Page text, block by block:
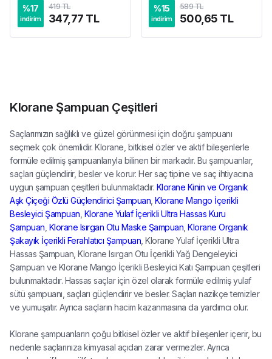
%17
indirim
419 TL
347,77 TL
%15
indirim
589 TL
500,65 TL
Klorane Şampuan Çeşitleri
Saçlarımızın sağlıklı ve güzel görünmesi için doğru şampuanı
seçmek çok önemlidir. Klorane, bitkisel özler ve aktif bileşenlerle
formüle edilmiş şampuanlarıyla bilinen bir markadır. Bu şampuanlar,
saçları güçlendirir, besler ve korur. Her saç tipine ve saç ihtiyacına
uygun şampuan çeşitleri bulunmaktadır. Klorane Kinin ve Organik
Aşk Çiçeği Özlü Güçlendirici Şampuan Klorane Mango İçerikli
Besleyici Şampuan Klorane Yulaf İçerikli Ultra Hassas Kuru
Şampuan Klorane Isırgan Otu Maske Şampuan Klorane Organik
Şakayık İçerikli Ferahlatıcı Şampuan , Klorane Yulaf İçerikli Ultra
Hassas Şampuan, Klorane Isırgan Otu İçerikli Yağ Dengeleyici
Şampuan ve Klorane Mango İçerikli Besleyici Katı Şampuan çeşitleri
bulunmaktadır. Hassas saçlar için özel olarak formüle edilmiş yulaf
sütü şampuanı, saçları güçlendirir ve besler. Saçları nazikçe temizler
ve yumuşatır. Ayrıca saçların hacim kazanmasına da yardımcı olur.
Klorane şampuanların çoğu bitkisel özler ve aktif bileşenler içerir, bu
nedenle saçlarınıza kimyasal açıdan zarar vermezler. Ayrıca